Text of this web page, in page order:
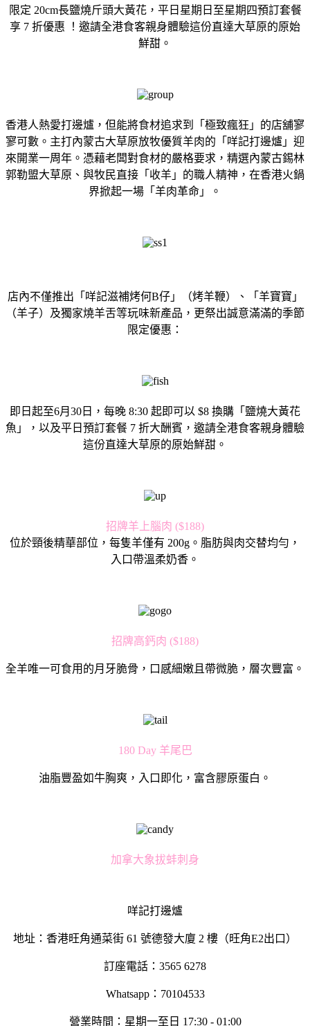
限定 20cm長鹽燒斤頭大黃花，平日星期日至星期四預訂套餐
享 7 折優惠 ！邀請全港食客親身體驗這份直達大草原的原始
鮮甜。
香港人熱愛打邊爐，但能將食材追求到「極致瘋狂」的店舖寥
寥可數。主打內蒙古大草原放牧優質羊肉的「咩記打邊爐」迎
來開業一周年。憑藉老闆對食材的嚴格要求，精選內蒙古錫林
郭勒盟大草原、與牧民直接「收羊」的職人精神，在香港火鍋
界掀起一場「羊肉革命」。
店內不僅推出「咩記滋補烤何B仔」（烤羊鞭）、「羊寶寶」
（羊子）及獨家燒羊舌等玩味新產品，更祭出誠意滿滿的季節
限定優惠：
即日起至6月30日，每晚 8:30 起即可以 $8 換購「鹽燒大黃花
魚」，以及平日預訂套餐 7 折大酬賓，邀請全港食客親身體驗
這份直達大草原的原始鮮甜。
招牌羊上腦肉 ($188)
位於頸後精華部位，每隻羊僅有 200g。脂肪與肉交替均勻，
入口帶溫柔奶香。
招牌高鈣肉 ($188)
全羊唯一可食用的月牙脆骨，口感細嫩且帶微脆，層次豐富。
180 Day 羊尾巴
油脂豐盈如牛胸爽，入口即化，富含膠原蛋白。
加拿大象拔蚌刺身
咩記打邊爐
地址：香港旺角通菜街 61 號德發大廈 2 樓（旺角E2出口）
訂座電話：3565 6278
Whatsapp：70104533
營業時間：星期一至日 17:30 - 01:00